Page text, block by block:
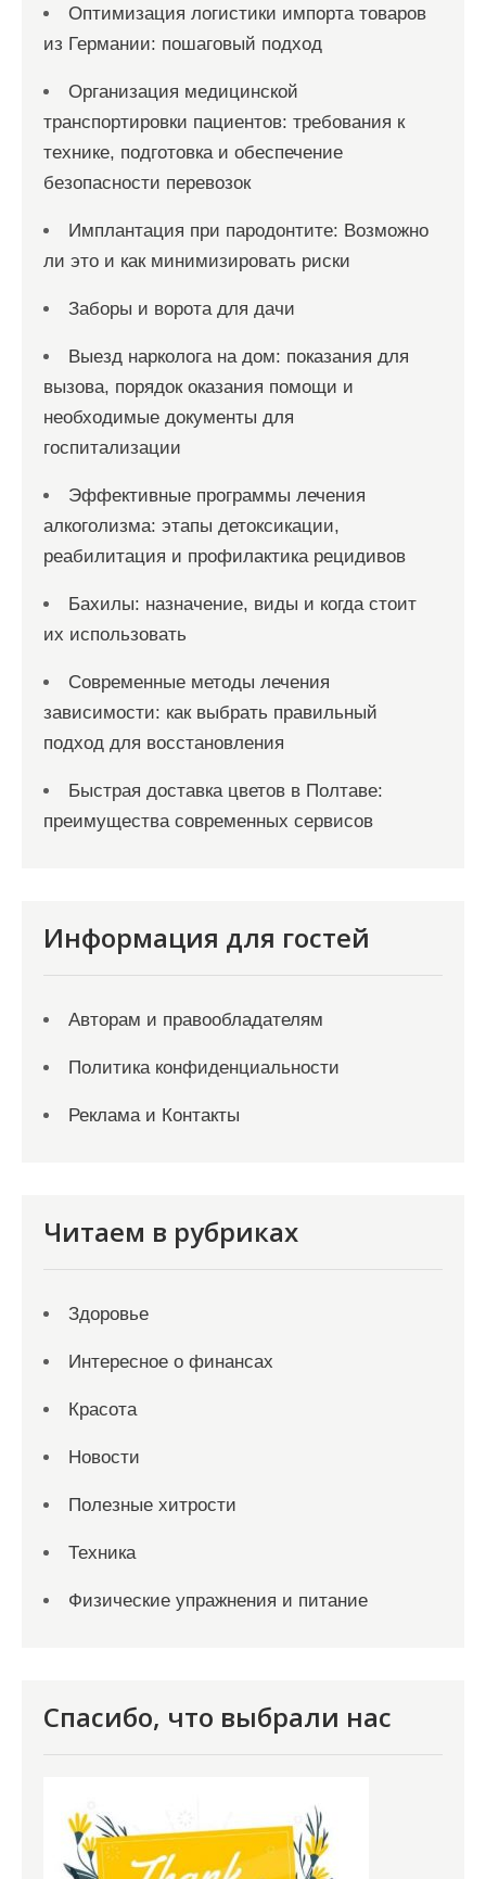
Оптимизация логистики импорта товаров
из Германии: пошаговый подход
Организация медицинской
транспортировки пациентов: требования к
технике, подготовка и обеспечение
безопасности перевозок
Имплантация при пародонтите: Возможно
ли это и как минимизировать риски
Заборы и ворота для дачи
Выезд нарколога на дом: показания для
вызова, порядок оказания помощи и
необходимые документы для
госпитализации
Эффективные программы лечения
алкоголизма: этапы детоксикации,
реабилитация и профилактика рецидивов
Бахилы: назначение, виды и когда стоит
их использовать
Современные методы лечения
зависимости: как выбрать правильный
подход для восстановления
Быстрая доставка цветов в Полтаве:
преимущества современных сервисов
Информация для гостей
Авторам и правообладателям
Политика конфиденциальности
Реклама и Контакты
Читаем в рубриках
Здоровье
Интересное о финансах
Красота
Новости
Полезные хитрости
Техника
Физические упражнения и питание
Спасибо, что выбрали нас